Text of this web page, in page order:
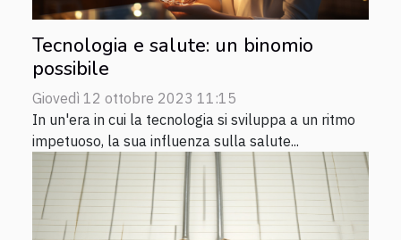
Tecnologia e salute: un binomio
possibile
Giovedì 12 ottobre 2023 11:15
In un'era in cui la tecnologia si sviluppa a un ritmo
impetuoso, la sua influenza sulla salute...